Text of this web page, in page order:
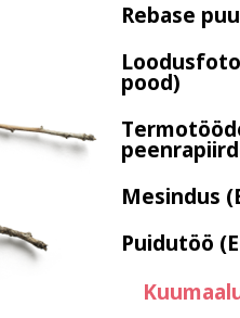
Rebase
pood)
Mesindus
Puidutöö